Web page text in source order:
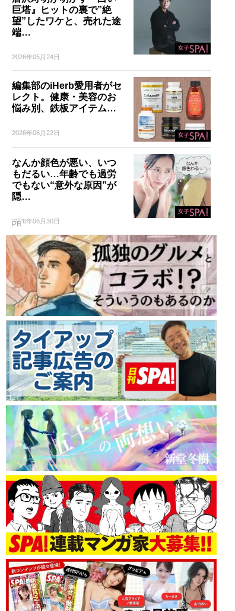
巨塔』ヒットの裏で”絶
望”したワケと、売れた途
端…
2026年05月24日
編集部のiHerb愛用者がセ
レクト。健康・美容のお
悩み別、鉄板アイテム…
2026年06月22日
なんか顔色が悪い、いつ
もだるい…年齢でも過労
でもない“意外な原因”が
隠…
2026年06月30日
PR